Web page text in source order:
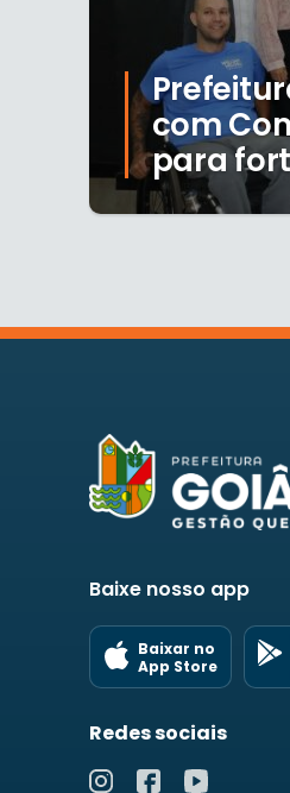
com
para
Baixe nosso app
Baixar no
App Store
Redes sociais